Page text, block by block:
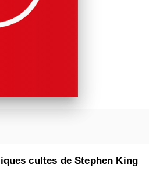
cultes de Stephen King